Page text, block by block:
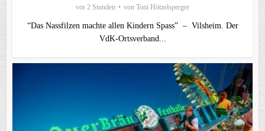
vor 2 Stunden von Toni Hötzelsperger
“Das Nassfilzen machte allen Kindern Spass” – Vilsheim. Der
VdK-Ortsverband...